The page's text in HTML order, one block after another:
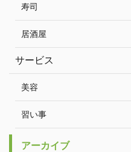
寿司
居酒屋
サービス
美容
習い事
アーカイブ